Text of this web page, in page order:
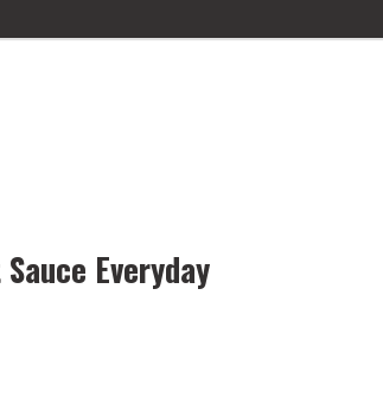
Everyday